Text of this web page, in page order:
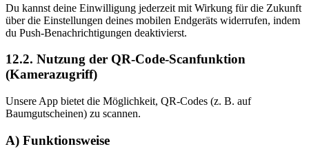
Du kannst deine Einwilligung jederzeit mit Wirkung für die Zukunft
über die Einstellungen deines mobilen Endgeräts widerrufen, indem
du Push-Benachrichtigungen deaktivierst.
12.2. Nutzung der QR-Code-Scanfunktion
(Kamerazugriff)
Unsere App bietet die Möglichkeit, QR-Codes (z. B. auf
Baumgutscheinen) zu scannen.
A) Funktionsweise